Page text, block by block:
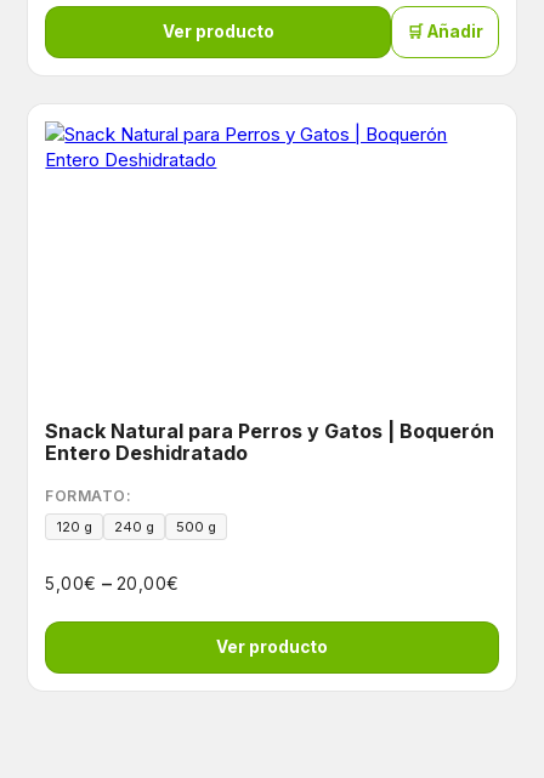
Ver producto 🛒 Añadir
Snack Natural para Perros y Gatos | Boquerón
Entero Deshidratado
FORMATO:
120 g 240 g 500 g
5,00€ – 20,00€
Ver producto